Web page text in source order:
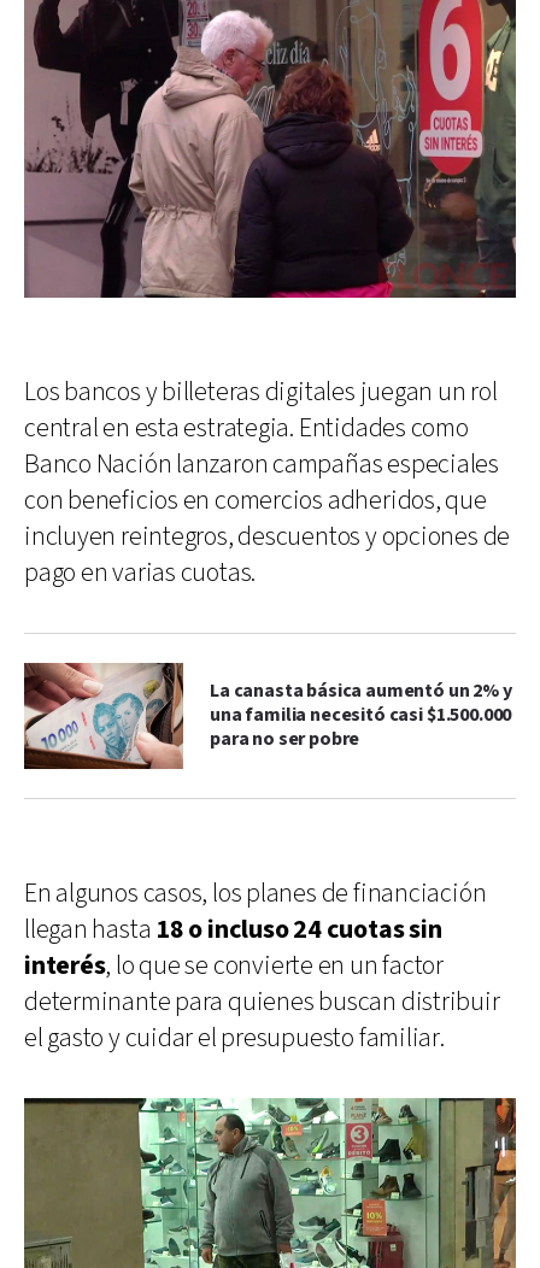
Los bancos y billeteras digitales juegan un rol
central en esta estrategia. Entidades como
Banco Nación lanzaron campañas especiales
con beneficios en comercios adheridos, que
incluyen reintegros, descuentos y opciones de
pago en varias cuotas.
La canasta básica aumentó un 2% y
una familia necesitó casi $1.500.000
para no ser pobre
En algunos casos, los planes de financiación
llegan hasta 18 o incluso 24 cuotas sin
interés, lo que se convierte en un factor
determinante para quienes buscan distribuir
el gasto y cuidar el presupuesto familiar.